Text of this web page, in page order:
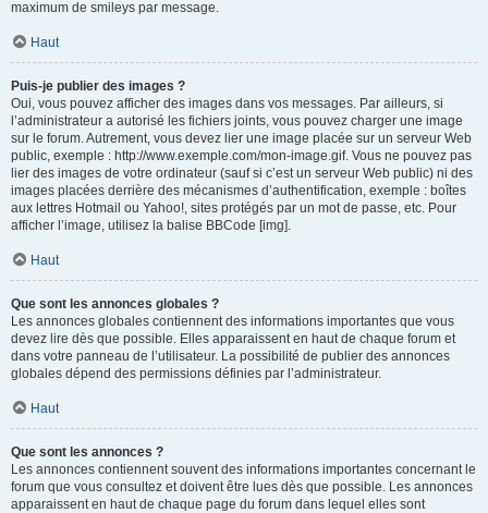
maximum de smileys par message.
Haut
Puis-je publier des images ?
Oui, vous pouvez afficher des images dans vos messages. Par ailleurs, si
l’administrateur a autorisé les fichiers joints, vous pouvez charger une image
sur le forum. Autrement, vous devez lier une image placée sur un serveur Web
public, exemple : http://www.exemple.com/mon-image.gif. Vous ne pouvez pas
lier des images de votre ordinateur (sauf si c’est un serveur Web public) ni des
images placées derrière des mécanismes d’authentification, exemple : boîtes
aux lettres Hotmail ou Yahoo!, sites protégés par un mot de passe, etc. Pour
afficher l’image, utilisez la balise BBCode [img].
Haut
Que sont les annonces globales ?
Les annonces globales contiennent des informations importantes que vous
devez lire dès que possible. Elles apparaissent en haut de chaque forum et
dans votre panneau de l’utilisateur. La possibilité de publier des annonces
globales dépend des permissions définies par l’administrateur.
Haut
Que sont les annonces ?
Les annonces contiennent souvent des informations importantes concernant le
forum que vous consultez et doivent être lues dès que possible. Les annonces
apparaissent en haut de chaque page du forum dans lequel elles sont